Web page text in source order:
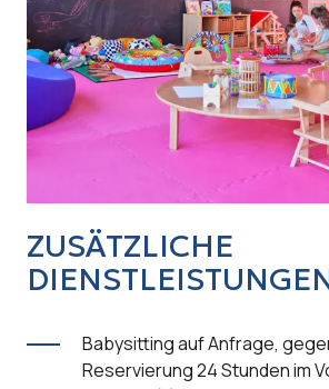
ZUSÄTZLICHE
Babysitting auf Anfrage,
Reservierung 24 Stunden im